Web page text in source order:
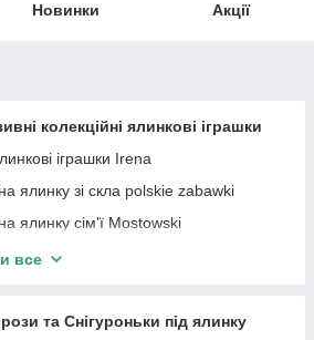
Новинки Акції
колекційні ялинкові іграшки
іграшки Irena
ялинку зі скла polskie zabawki
ялинку сім'ї Mostowski
ялинку Snegka Poland
елочные игрушки Элита
все
та Снігуроньки під ялинку